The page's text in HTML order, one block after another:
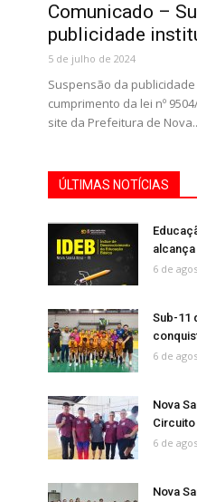
Comunicado –
publicidade
5 de julho de 2024
Suspensão da publicidade
cumprimento da lei nº
site da Prefeitura de
ÚLTIMAS NOTÍCIAS
alcança
6 de
Sub-11
6 de
Nova
6 de
Nova